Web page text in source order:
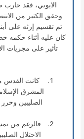
الايوبي، فقد
وحقق الكثير من
تم تقسيم إرثه على
كان عليه أثناء حكمه
تأثير على مجريات
كانت القدس
المشرق
الصليبين
فالرغم من
الاحتلال